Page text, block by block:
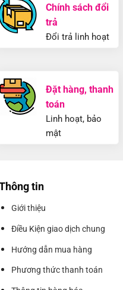
Chính sách đổi
trả
Đổi trả linh hoạt
Đặt hàng, thanh
toán
Linh hoạt, bảo
mật
tin
Giới thiệu
Điều Kiện giao dịch chung
Hướng dẫn mua hàng
Phương thức thanh toán